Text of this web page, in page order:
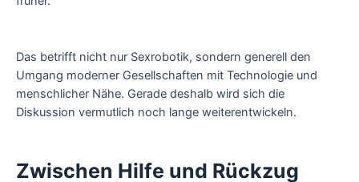
Das betrifft nicht nur Sexrobotik, sondern generell den
Umgang moderner Gesellschaften mit Technologie und
menschlicher Nähe. Gerade deshalb wird sich die
Diskussion vermutlich noch lange weiterentwickeln.
Zwischen Hilfe und Rückzug